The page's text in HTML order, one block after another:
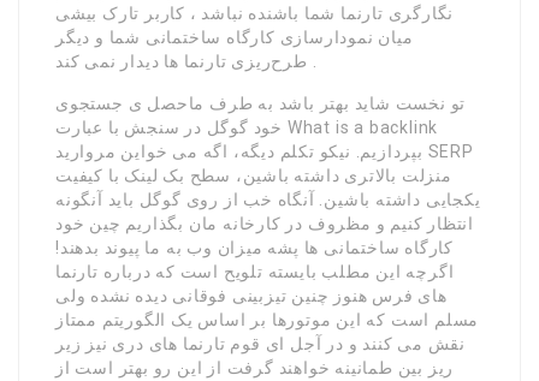
نگارگری تارنما شما باشنده نباشد ، کاربر تارک بیشی
میان نمودارسازی کارگاه ساختمانی شما و دیگر
تو نخست شاید بهتر باشد به طرف ماحصل ی جستجوی
خود گوگل در سنجش با عبارت What is a backlink
بپردازیم. نیکو تکلم دیگه، اگه می خواین مروارید SERP
منزلت بالاتری داشته باشین، سطح بک لینک با کیفیت
یکجایی داشته باشین. آنگاه خب از روی گوگل باید آنگونه
انتظار کنیم و مظروف در کارخانه مان بگذاریم چین خود
کارگاه ساختمانی ها پشه میزان وب به ما پیوند بدهند!
اگرچه این مطلب بایسته تلویح است که درباره تارنما
های فرس هنوز چنین تیزبینی فوقانی دیده نشده ولی
مسلم است که این موتورها بر اساس یک الگوریتم ممتاز
نقش می کنند و در آجل ای قوم تارنما های دری نیز زیر
ریز بین طمانینه خواهند گرفت از این رو بهتر است از